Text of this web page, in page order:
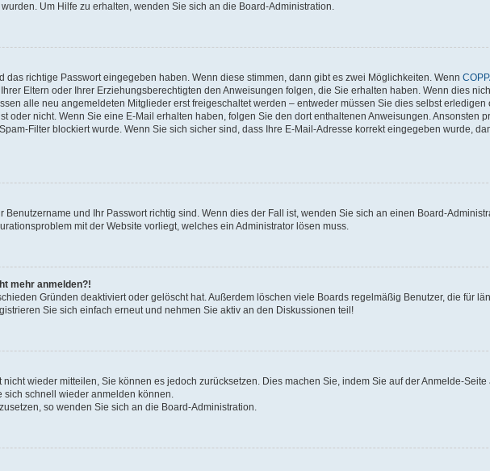
Um Hilfe zu erhalten, wenden Sie sich an die Board-Administration.
richtige Passwort eingegeben haben. Wenn diese stimmen, dann gibt es zwei Möglichkeiten. Wenn
Eltern oder Ihrer Erziehungsberechtigten den Anweisungen folgen, die Sie erhalten haben. Wenn dies
alle neu angemeldeten Mitglieder erst freigeschaltet werden – entweder müssen Sie dies selbst erledigen
oder nicht. Wenn Sie eine E-Mail erhalten haben, folgen Sie den dort enthaltenen Anweisungen. Ansonsten
Filter blockiert wurde. Wenn Sie sich sicher sind, dass Ihre E-Mail-Adresse korrekt eingegeben wurde,
und Ihr Passwort richtig sind. Wenn dies der Fall ist, wenden Sie sich an einen Board-
mit der Website vorliegt, welches ein Administrator lösen muss.
mehr anmelden?!
Gründen deaktiviert oder gelöscht hat. Außerdem löschen viele Boards regelmäßig Benutzer, die für
Sie sich einfach erneut und nehmen Sie aktiv an den Diskussionen teil!
wieder mitteilen, Sie können es jedoch zurücksetzen. Dies machen Sie, indem Sie auf der Anmelde-Seite
schnell wieder anmelden können.
so wenden Sie sich an die Board-Administration.